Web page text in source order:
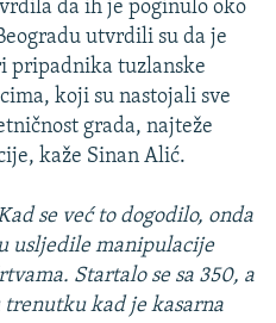
da ih je poginulo oko
utvrdili su da je
pripadnika tuzlanske
koji su nastojali sve
grada, najteže
kaže Sinan Alić.
se već to dogodilo, onda
usljedile manipulacije
Startalo se sa 350, a
trenutku kad je kasarna